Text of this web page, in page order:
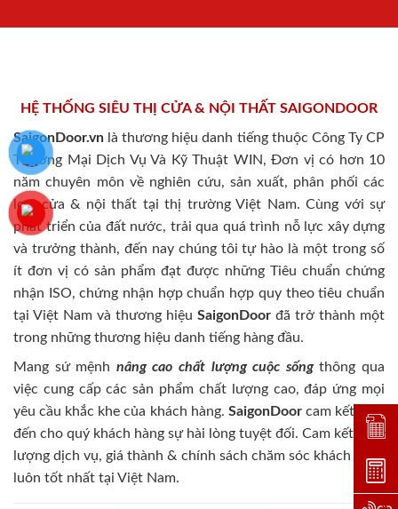
HỆ THỐNG SIÊU THỊ CỬA & NỘI THẤT SAIGONDOOR
SaigonDoor.vn là thương hiệu danh tiếng thuộc Công Ty CP
Thương Mại Dịch Vụ Và Kỹ Thuật WIN, Đơn vị có hơn 10
năm chuyên môn về nghiên cứu, sản xuất, phân phối các
loại cửa & nội thất tại thị trường Việt Nam. Cùng với sự
phát triển của đất nước, trải qua quá trình nỗ lực xây dựng
và trưởng thành, đến nay chúng tôi tự hào là một trong số
ít đơn vị có sản phẩm đạt được những Tiêu chuẩn chứng
nhận ISO, chứng nhận hợp chuẩn hợp quy theo tiêu chuẩn
tại Việt Nam và thương hiệu SaigonDoor đã trở thành một
trong những thương hiệu danh tiếng hàng đầu.
Mang sứ mệnh nâng cao chất lượng cuộc sốngthông qua
việc cung cấp các sản phẩm chất lượng cao, đáp ứng mọi
yêu cầu khắc khe của khách hàng. SaigonDoorcam kết đem
đến cho quý khách hàng sự hài lòng tuyệt đối. Cam kết chất
lượng dịch vụ, giá thành & chính sách chăm sóc khách hàng
luôn tốt nhất tại Việt Nam.
Đặt
Dự